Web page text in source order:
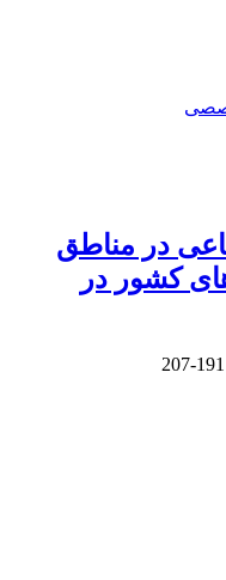
در مناطق
کشور در
191-207